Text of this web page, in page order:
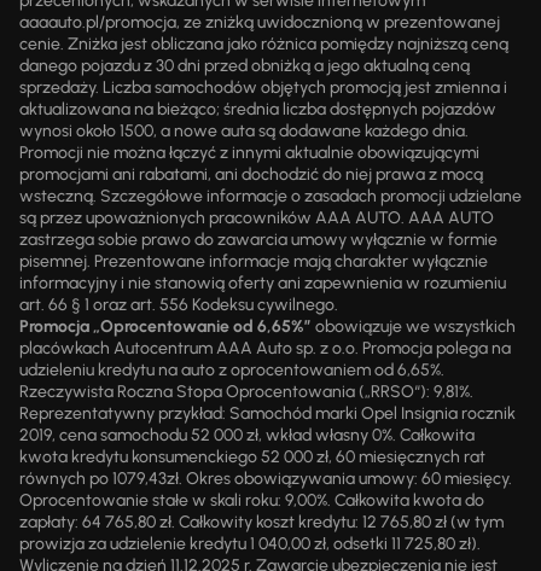
aaaauto.pl/promocja, ze zniżką uwidocznioną w prezentowanej
cenie. Zniżka jest obliczana jako różnica pomiędzy najniższą ceną
danego pojazdu z 30 dni przed obniżką a jego aktualną ceną
sprzedaży. Liczba samochodów objętych promocją jest zmienna i
aktualizowana na bieżąco; średnia liczba dostępnych pojazdów
wynosi około 1500, a nowe auta są dodawane każdego dnia.
Promocji nie można łączyć z innymi aktualnie obowiązującymi
promocjami ani rabatami, ani dochodzić do niej prawa z mocą
wsteczną. Szczegółowe informacje o zasadach promocji udzielane
są przez upoważnionych pracowników AAA AUTO. AAA AUTO
zastrzega sobie prawo do zawarcia umowy wyłącznie w formie
pisemnej. Prezentowane informacje mają charakter wyłącznie
informacyjny i nie stanowią oferty ani zapewnienia w rozumieniu
art. 66 § 1 oraz art. 556 Kodeksu cywilnego.
Promocja „Oprocentowanie od 6,65%” obowiązuje we wszystkich
placówkach Autocentrum AAA Auto sp. z o.o. Promocja polega na
udzieleniu kredytu na auto z oprocentowaniem od 6,65%.
Rzeczywista Roczna Stopa Oprocentowania („RRSO“): 9,81%.
Reprezentatywny przykład: Samochód marki Opel Insignia rocznik
2019, cena samochodu 52 000 zł, wkład własny 0%. Całkowita
kwota kredytu konsumenckiego 52 000 zł, 60 miesięcznych rat
równych po 1079,43zł. Okres obowiązywania umowy: 60 miesięcy.
Oprocentowanie stałe w skali roku: 9,00%. Całkowita kwota do
zapłaty: 64 765,80 zł. Całkowity koszt kredytu: 12 765,80 zł (w tym
prowizja za udzielenie kredytu 1 040,00 zł, odsetki 11 725,80 zł).
Wyliczenie na dzień 11.12.2025 r. Zawarcie ubezpieczenia nie jest